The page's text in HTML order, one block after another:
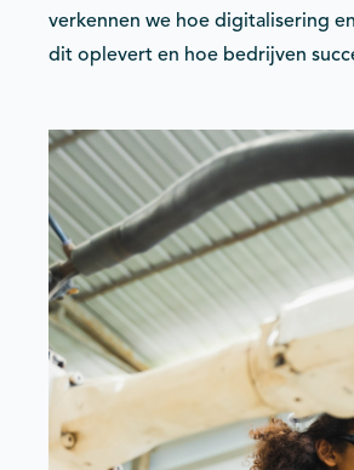
verkennen we hoe digitalisering
dit oplevert en hoe bedrijven